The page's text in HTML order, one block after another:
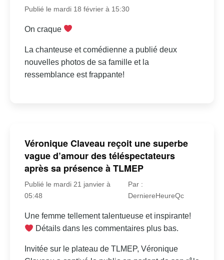
Publié le mardi 18 février à 15:30
On craque
La chanteuse et comédienne a publié deux
nouvelles photos de sa famille et la
ressemblance est frappante!
Véronique Claveau reçoit une superbe
vague d’amour des téléspectateurs
après sa présence à TLMEP
Publié le mardi 21 janvier à
05:48
Par :
DerniereHeureQc
Une femme tellement talentueuse et inspirante!
Détails dans les commentaires plus bas.
Invitée sur le plateau de TLMEP, Véronique